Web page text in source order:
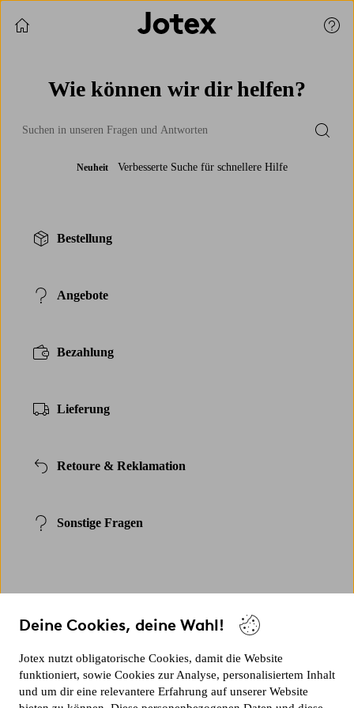
Deine Cookies, deine Wahl!
Jotex nutzt obligatorische Cookies, damit die Website
funktioniert, sowie Cookies zur Analyse, personalisiertem Inhalt
und um dir eine relevantere Erfahrung auf unserer Website
Einkauf fortsetzen
Wie können wir dir helfen?
Submit
Neuheit Verbesserte Suche für schnellere Hilfe
Bestellung
Angebote
Bezahlung
Lieferung
Retoure & Reklamation
Sonstige Fragen
Aktuelle Informationen zu deinen Bestellungen, Zahlungen und
persönlichen Angeboten anzeigen.
ANMELDEN